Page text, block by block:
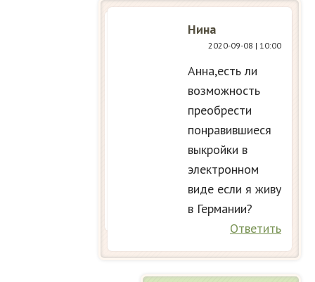
Нина
2020-09-08 | 10:00
Анна,есть ли
возможность
преобрести
понравившиеся
выкройки в
электронном
виде если я живу
в Германии?
Ответить